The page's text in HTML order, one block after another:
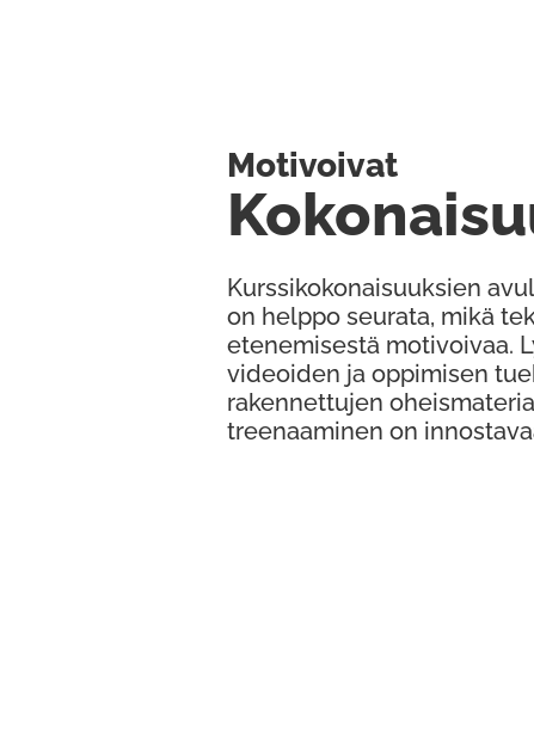
Kurssikokonaisuuksien
on helppo seurata, mikä
etenemisestä motivoivaa.
videoiden ja oppimisen
rakennettujen
treenaaminen on
Motivoivat